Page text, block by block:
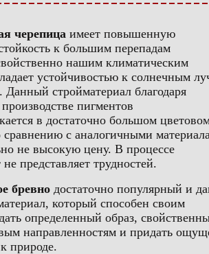
черепица имеет повышенную
к большим перепадам
нашим климатическим
устойчивостью к солнечным
стройматериал благодаря
пигментов
в достаточно большом
сравнению с аналогичными
не высокую цену. В процессе
представляет трудностей.
бревно достаточно популярный и
который способен своим
определенный образ,
направленностям и придать
природе.